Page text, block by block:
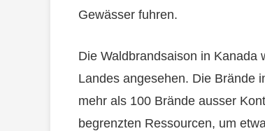
Gewässer fuhren.
Die Waldbrandsaison in Kanada
Landes angesehen. Die Brände
mehr als 100 Brände ausser
begrenzten Ressourcen, um